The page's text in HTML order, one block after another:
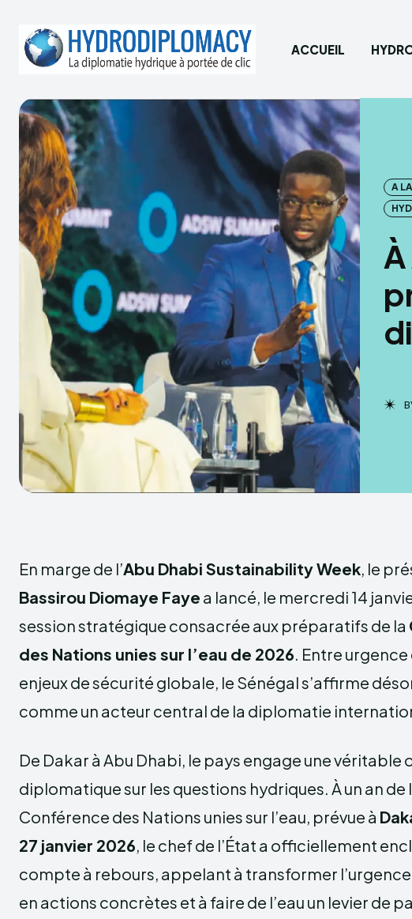
ACCUEIL
A
En marge de l’Abu Dhabi Sustainability Week, le
Bassirou Diomaye Faye a lancé, le mercredi 14
session stratégique consacrée aux préparatifs de la
des Nations unies sur l’eau de 2026. Entre
enjeux de sécurité globale, le Sénégal s’affirme
comme un acteur central de la diplomatie
De Dakar à Abu Dhabi, le pays engage une véritable
diplomatique sur les questions hydriques. À un an de
Conférence des Nations unies sur l’eau, prévue à
27 janvier 2026, le chef de l’État a officiellement
compte à rebours, appelant à transformer
en actions concrètes et à faire de l’eau un levier de